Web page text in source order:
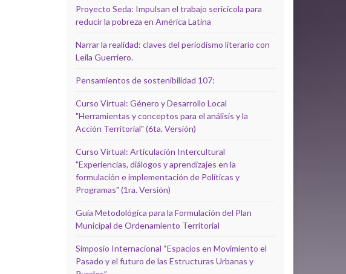
Proyecto Seda: Impulsan el trabajo sericícola para
reducir la pobreza en América Latina
Narrar la realidad: claves del periodismo literario con
Leila Guerriero.
Pensamientos de sostenibilidad 107:
Curso Virtual: Género y Desarrollo Local
"Herramientas y conceptos para el análisis y la
Acción Territorial" (6ta. Versión)
Curso Virtual: Articulación Intercultural
"Experiencias, diálogos y aprendizajes en la
formulación e implementación de Políticas y
Programas" (1ra. Versión)
Guía Metodológica para la Formulación del Plan
Municipal de Ordenamiento Territorial
Simposio Internacional “Espacios en Movimiento el
Pasado y el futuro de las Estructuras Urbanas y